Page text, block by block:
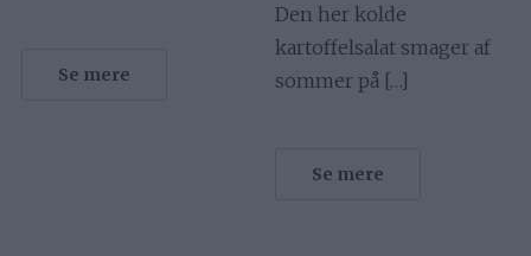
Se mere
Den her kolde
kartoffelsalat smager af
sommer på […]
Se mere